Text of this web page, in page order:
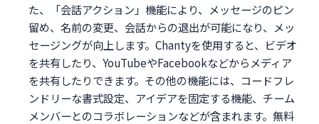
た、「会話アクション」機能により、メッセージのピン
留め、名前の変更、会話からの退出が可能になり、メッ
セージングが向上します。Chantyを使用すると、ビデオ
を共有したり、YouTubeやFacebookなどからメディア
を共有したりできます。その他の機能には、コードフレ
ンドリーな書式設定、アイデアを固定する機能、チーム
メンバーとのコラボレーションなどが含まれます。無料